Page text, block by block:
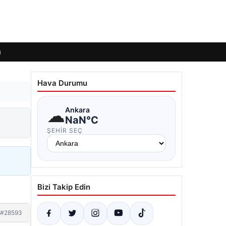
#28593
Hava Durumu
☁Ankara
NaN°C
ŞEHIR SEÇ
Bizi Takip Edin